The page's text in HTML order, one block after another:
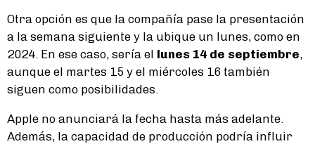
Otra opción es que la compañía pase la presentación
a la semana siguiente y la ubique un lunes, como en
2024. En ese caso, sería el lunes 14 de septiembre,
aunque el martes 15 y el miércoles 16 también
siguen como posibilidades.
Apple no anunciará la fecha hasta más adelante.
Además, la capacidad de producción podría influir